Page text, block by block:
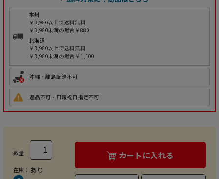
本州
￥3,980以上で送料無料
￥3,980未満の場合￥880
北海道
￥3,980以上で送料無料
￥3,980未満の場合￥1,100
沖縄・離島配送不可
返品不可・日曜祝日指定不可
数量
在庫： あり
カートに入れる